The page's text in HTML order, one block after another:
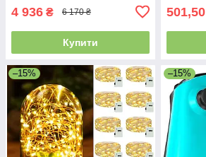
4 936 ₴ 6 170 ₴
Купити
501,50
–15% –15%